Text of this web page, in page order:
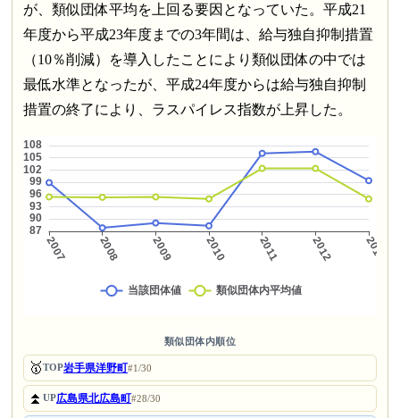
が、類似団体平均を上回る要因となっていた。平成21
年度から平成23年度までの3年間は、給与独自抑制措置
（10％削減）を導入したことにより類似団体の中では
最低水準となったが、平成24年度からは給与独自抑制
措置の終了により、ラスパイレス指数が上昇した。
類似団体内順位
🥇TOP岩手県洋野町#1/30
⏫UP広島県北広島町#28/30